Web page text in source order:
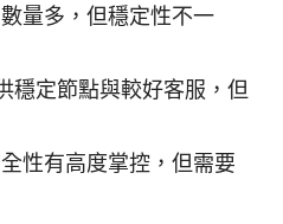
量多，但穩定性不一
穩定節點與較好客服，但
性有高度掌控，但需要